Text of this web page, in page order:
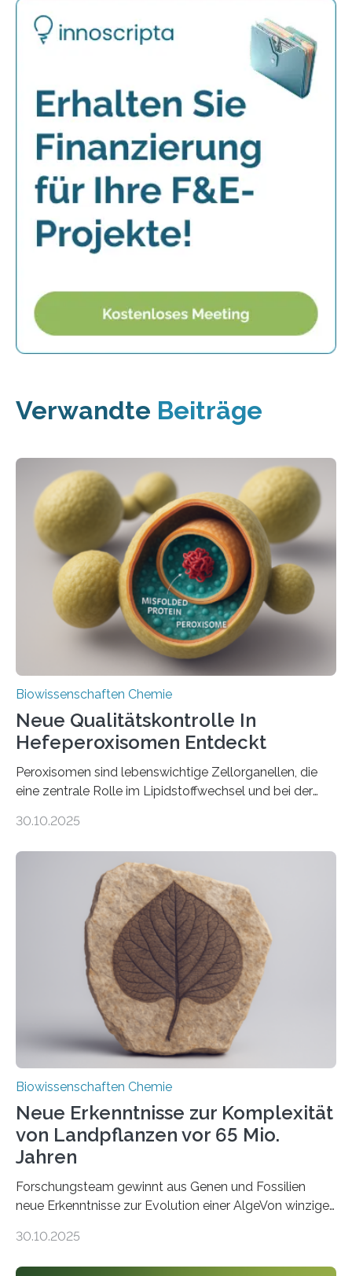
Verwandte Beiträge
Biowissenschaften Chemie
Neue Qualitätskontrolle In
Hefeperoxisomen Entdeckt
Peroxisomen sind lebenswichtige Zellorganellen, die
eine zentrale Rolle im Lipidstoffwechsel und bei der
erfüllen können, müssen zahlreiche Enzyme präzise in
der Ruhr-Universität Bochum um Prof. Dr. Ralf Erdmann
und Dr. Ismaila Francis Yusuf hat nun einen bislang
unbekannten Qualitätskontrollmechanismus des
peroxisomalen Proteintransports in der Bäckerhefe
Saccharomyces cerevisiae entdeckt, der für die
Funktionsfähigkeit der Organellen entscheidend ist. Die
Studie wurde am 28. Oktober 2025 in der
Fachzeitschrift…
30.10.2025
Biowissenschaften Chemie
Neue Erkenntnisse zur Komplexität
von Landpflanzen vor 65 Mio.
Jahren
Forschungsteam gewinnt aus Genen und Fossilien
neue Erkenntnisse zur Evolution einer AlgeVon winzigen
Landpflanzen zählen zu den komplexesten
30.10.2025